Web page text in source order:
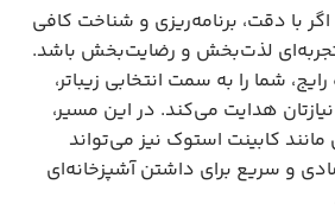
با دقت، برنامه‌ریزی و شناخت کافی
تجربه‌ای لذت‌بخش و رضایت‌بخش باشد.
۱۰ اشتباه رایج، شما را به سمت انتخابی زیباتر،
هدایت می‌کند. در این مسیر،
کابینت استوک نیز می‌تواند
و سریع برای داشتن آشپزخانه‌ای